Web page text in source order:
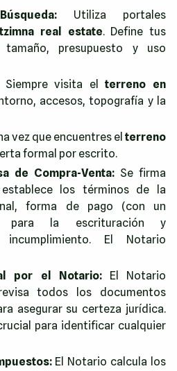
Utiliza portales
Itzimna real estate. Define tus
tamaño, presupuesto y uso
Siempre visita elterreno en
accesos, topografía y la
vez que encuentres el terreno
formal por escrito.
de Compra-Venta: Se firma
los términos de la
forma de pago (con un
para la escrituración y
incumplimiento. El Notario
por el Notario:El Notario
todos los documentos
asegurar su certeza jurídica.
para identificar cualquier
El Notario calcula los